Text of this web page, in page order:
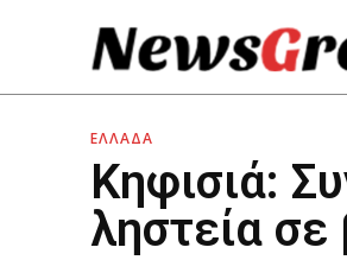
ΕΛΛΑΔΑ
Κηφισιά:
ληστεία σε